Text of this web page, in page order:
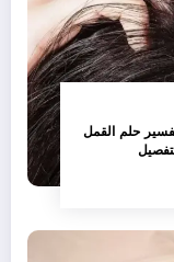
حلم القمل